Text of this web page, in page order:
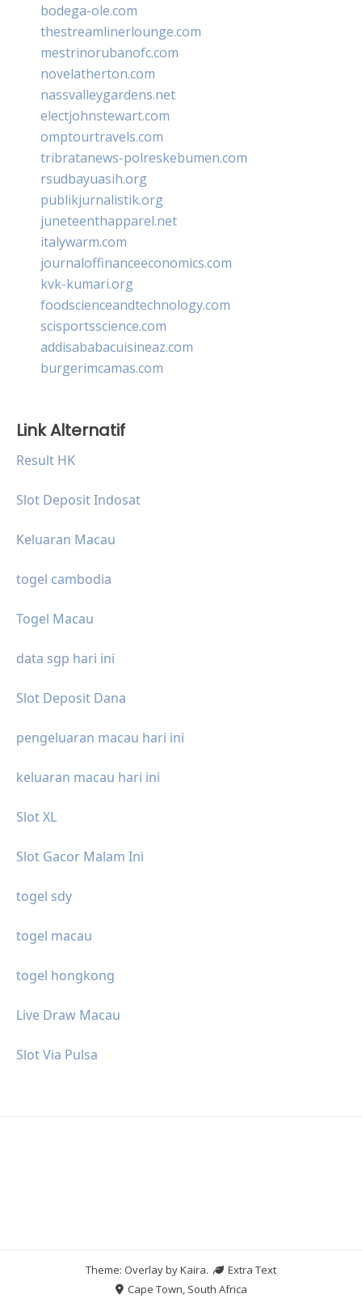
bodega-ole.com
thestreamlinerlounge.com
mestrinorubanofc.com
novelatherton.com
nassvalleygardens.net
electjohnstewart.com
omptourtravels.com
tribratanews-polreskebumen.com
rsudbayuasih.org
publikjurnalistik.org
juneteenthapparel.net
italywarm.com
journaloffinanceeconomics.com
kvk-kumari.org
foodscienceandtechnology.com
scisportsscience.com
addisababacuisineaz.com
burgerimcamas.com
Link Alternatif
Result HK
Slot Deposit Indosat
Keluaran Macau
togel cambodia
Togel Macau
data sgp hari ini
Slot Deposit Dana
pengeluaran macau hari ini
keluaran macau hari ini
Slot XL
Slot Gacor Malam Ini
togel sdy
togel macau
togel hongkong
Live Draw Macau
Slot Via Pulsa
Theme: Overlay byKaira.
Extra Text
Cape Town, South Africa